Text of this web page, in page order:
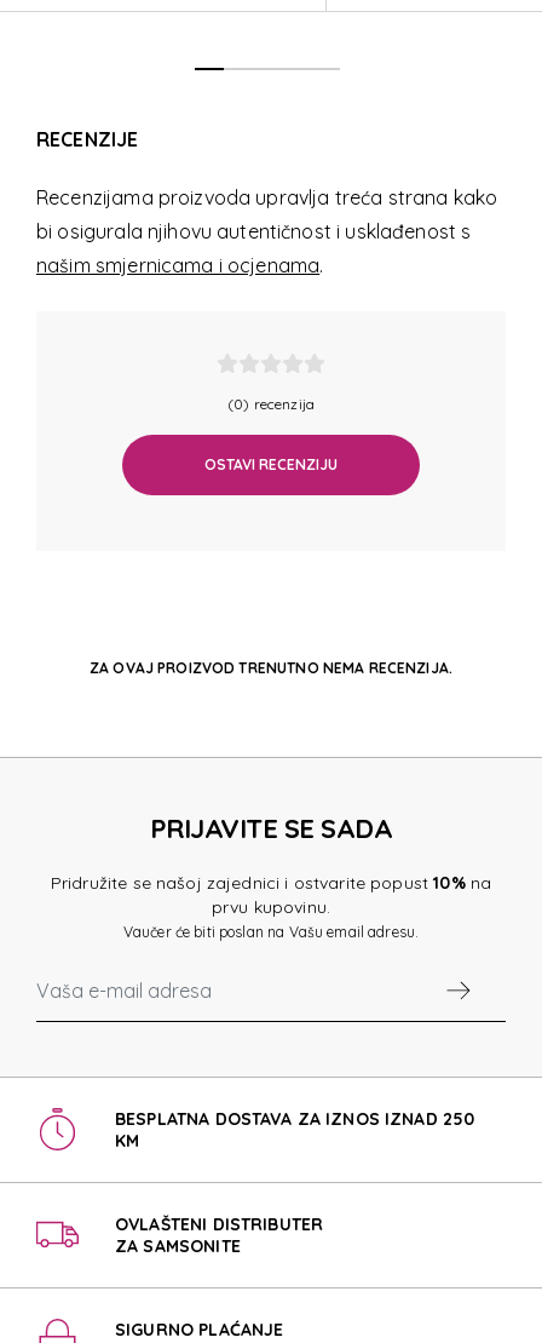
RECENZIJE
Recenzijama proizvoda upravlja treća strana kako
bi osigurala njihovu autentičnost i usklađenost s
našim smjernicama i ocjenama.
(0) recenzija
OSTAVI RECENZIJU
ZA OVAJ PROIZVOD TRENUTNO NEMA RECENZIJA.
PRIJAVITE SE SADA
Pridružite se našoj zajednici i ostvarite popust10%na
prvu kupovinu.
Vaučer će biti poslan na Vašu email adresu.
BESPLATNA DOSTAVA ZA IZNOS IZNAD 250
KM
OVLAŠTENI DISTRIBUTER
ZA SAMSONITE
SIGURNO PLAĆANJE